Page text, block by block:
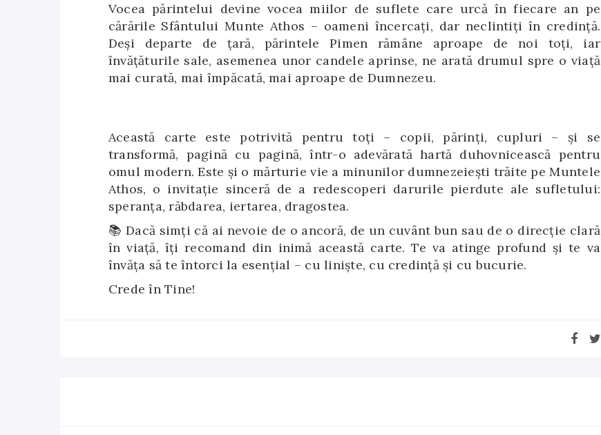
Vocea părintelui devine vocea miilor de suflete care urcă în fiecare an pe
cărările Sfântului Munte Athos – oameni încercați, dar neclintiți în credință.
Deși departe de țară, părintele Pimen rămâne aproape de noi toți, iar
învățăturile sale, asemenea unor candele aprinse, ne arată drumul spre o viață
mai curată, mai împăcată, mai aproape de Dumnezeu.
Această carte este potrivită pentru toți – copii, părinți, cupluri – și se
transformă, pagină cu pagină, într-o adevărată hartă duhovnicească pentru
omul modern. Este și o mărturie vie a minunilor dumnezeiești trăite pe Muntele
Athos, o invitație sinceră de a redescoperi darurile pierdute ale sufletului:
speranța, răbdarea, iertarea, dragostea.
📚 Dacă simți că ai nevoie de o ancoră, de un cuvânt bun sau de o direcție clară
în viață, îți recomand din inimă această carte. Te va atinge profund și te va
învăța să te întorci la esențial – cu liniște, cu credință și cu bucurie.
Crede în Tine!